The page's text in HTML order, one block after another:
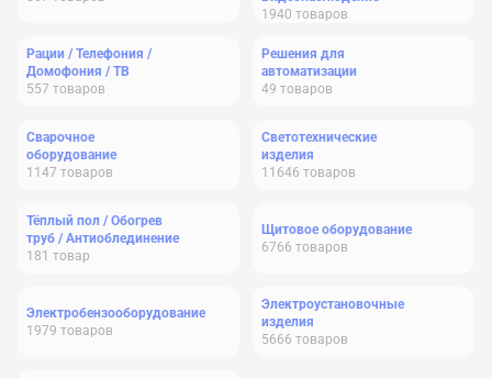
1940 товаров
Рации / Телефония /
Домофония / ТВ
557 товаров
Решения для
автоматизации
49 товаров
Сварочное
оборудование
1147 товаров
Светотехнические
изделия
11646 товаров
Тёплый пол / Обогрев
труб / Антиоблединение
181 товар
Щитовое оборудование
6766 товаров
Электробензооборудование
1979 товаров
Электроустановочные
изделия
5666 товаров